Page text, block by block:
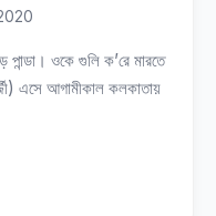
পান্ডা। ওকে গুলি ক’রে মারতে
এসে আগামীকাল কলকাতায়